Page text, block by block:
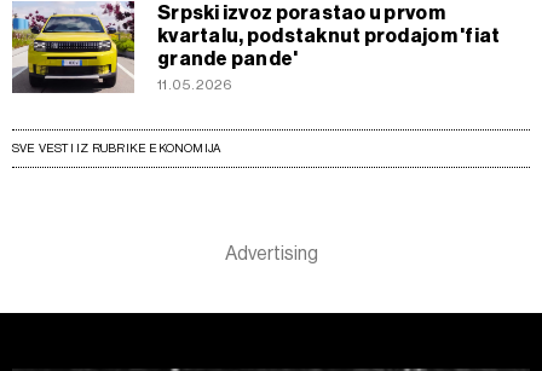
Srpski izvoz porastao u prvom
kvartalu, podstaknut prodajom 'fiat
grande pande'
11.05.2026
SVE VESTI IZ RUBRIKE EKONOMIJA